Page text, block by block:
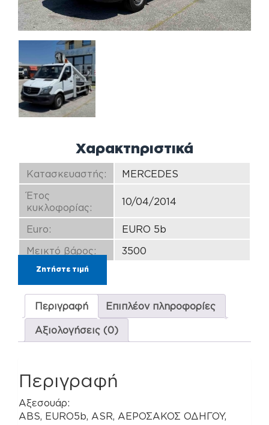
Χαρακτηριστικά
Κατασκευαστής:
MERCEDES
Έτος
κυκλοφορίας:
10/04/2014
Euro:
EURO 5b
Μεικτό βάρος:
3500
Ζητήστε τιμή
Περιγραφή Επιπλέον πληροφορίες
Αξιολογήσεις (0)
Περιγραφή
Αξεσουάρ:
ABS, EURO5b, ASR, ΑΕΡΟΣΑΚΟΣ ΟΔΗΓΟΥ,